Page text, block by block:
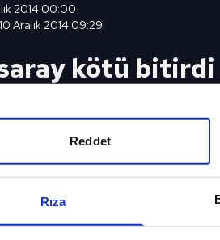
Rıza
Reddet
2014 00:00
10 Aralık 2014 09:29
kötü bitirdi
son maçında
ekip, İstanbul'da Arsenal'e 4-